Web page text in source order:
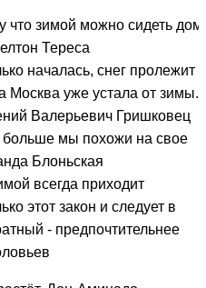
что зимой можно сидеть
Тереса
началась, снег пролежит
Москва уже устала от зимы.
Валерьевич Гришковец
мы похожи на свое
Блоньская
всегда приходит
этот закон и следует в
- предпочтительнее